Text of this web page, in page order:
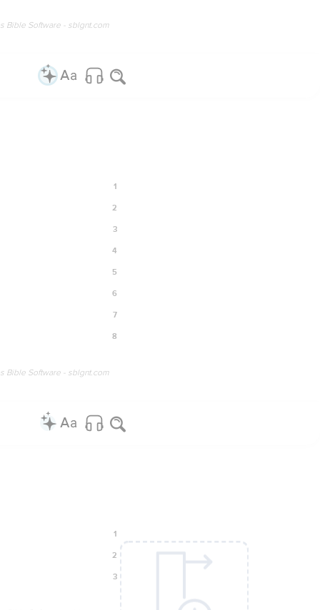
Bible Software - sblgnt.com
1
2
3
4
5
6
7
8
Bible Software - sblgnt.com
1
2
3